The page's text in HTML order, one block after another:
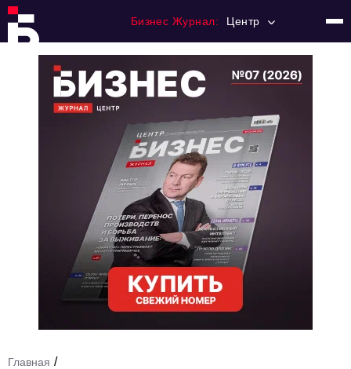
Бизнес Журнал: Центр
Регулирование
Премия "Тульский Бизнес"
История тульского предпринимательства
Главная /